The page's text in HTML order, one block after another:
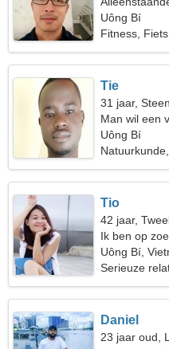
Uông Bí
Fitness, Fiets
Tie
31 jaar,
Man wil een
Uông Bí
Tio
42 jaar,
Ik ben op
samen te
Uông Bí,
Serieuze
Daniel
23 jaar oud,